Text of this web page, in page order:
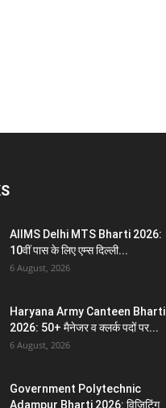
AIIMS Delhi MTS Bharti 2026:
10वीं पास के लिए एम्स दिल्ली...
6 August, 2026
Haryana Army Canteen Bharti
2026: 50+ मैनेजर व क्लर्क पदों पर...
6 August, 2026
Government Polytechnic
Adampur Bharti 2026: विज़िटिंग